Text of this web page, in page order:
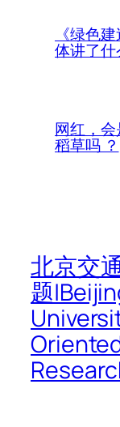
《绿色
体讲了什
网红，
稻草吗 ？
北京交
题